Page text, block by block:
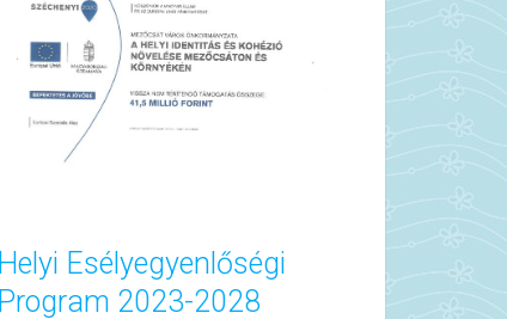
Helyi Esélyegyenlőségi
Program 2023-2028